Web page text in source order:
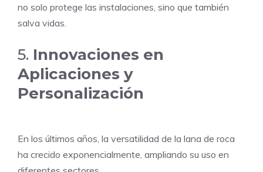
no solo protege las instalaciones, sino que también
salva vidas.
5. Innovaciones en
Aplicaciones y
Personalización
En los últimos años, la versatilidad de la lana de roca
ha crecido exponencialmente, ampliando su uso en